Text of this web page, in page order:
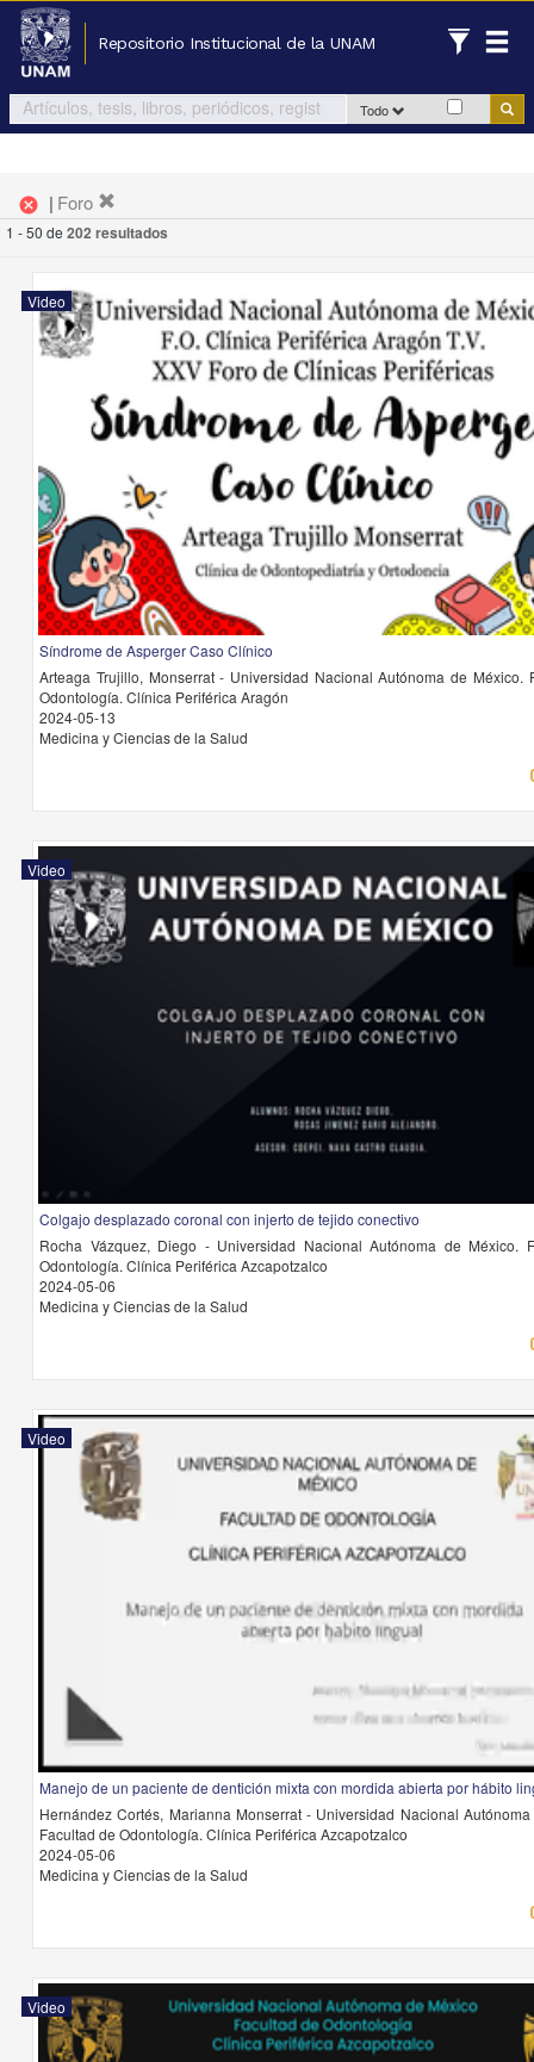
Repositorio Institucional de la UNAM
Todo
cancel | Foro
1 - 50 de 202 resultados
Video
Síndrome de Asperger Caso Clínico
Arteaga Trujillo, Monserrat - Universidad Nacional Autónoma de México.
Odontología. Clínica Periférica Aragón
2024-05-13
Medicina y Ciencias de la Salud
Video
Colgajo desplazado coronal con injerto de tejido conectivo
Rocha Vázquez, Diego - Universidad Nacional Autónoma de México.
Odontología. Clínica Periférica Azcapotzalco
2024-05-06
Medicina y Ciencias de la Salud
Video
Manejo de un paciente de dentición mixta con mordida abierta por hábito
Hernández Cortés, Marianna Monserrat - Universidad Nacional
Facultad de Odontología. Clínica Periférica Azcapotzalco
2024-05-06
Medicina y Ciencias de la Salud
Video